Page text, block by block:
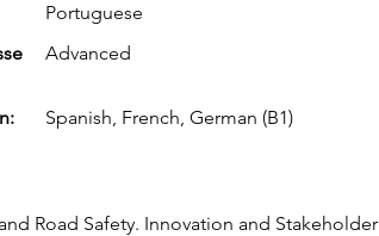
Portuguese
Advanced
Spanish, French, German (B1)
Road Safety. Innovation and Stakeholder